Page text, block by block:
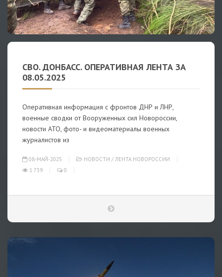
СВО. ДОНБАСС. ОПЕРАТИВНАЯ ЛЕНТА ЗА
08.05.2025
Оперативная информация с фронтов ДНР и ЛНР,
военные сводки от Вооруженных сил Новороссии,
новости АТО, фото- и видеоматериалы военных
журналистов из
08-МАЙ-2025 НОВОСТИ / ЛЕНТА НОВОРОССИИ
1 739
0